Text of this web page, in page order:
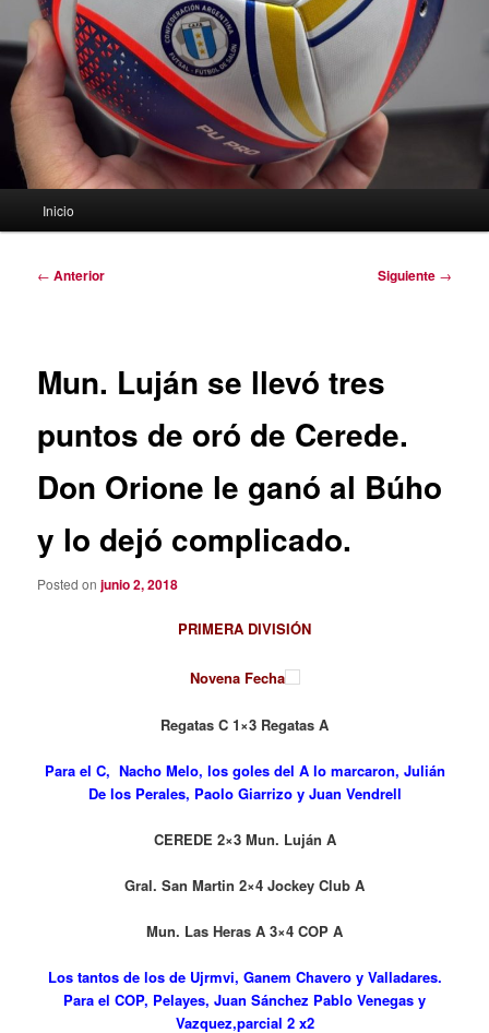
Inicio
Navegación
← Anterior Siguiente →
Mun. Luján se llevó tres
puntos de oró de Cerede.
Don Orione le ganó al Búho
y lo dejó complicado.
Posted onjunio 2, 2018
PRIMERA DIVISIÓN
Novena Fecha
Regatas C 1×3 Regatas A
Para el C, Nacho Melo, los goles del A lo marcaron, Julián
De los Perales, Paolo Giarrizo y Juan Vendrell
CEREDE 2×3 Mun. Luján A
Gral. San Martin 2×4 Jockey Club A
Mun. Las Heras A 3×4 COP A
Los tantos de los de Ujrmvi, Ganem Chavero y Valladares.
Para el COP, Pelayes, Juan Sánchez Pablo Venegas y
Vazquez,parcial 2 x2